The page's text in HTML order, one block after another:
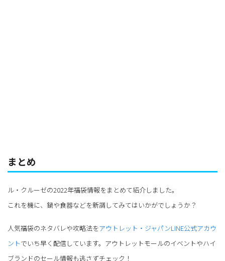
まとめ
ル・クルーゼの2022年福袋情報をまとめて紹介しました。
これを機に、鍋や食器などを新調してみてはいかがでしょうか？
人気福袋のネタバレや攻略法をアウトレット・ジャパンLINE公式アカウ
ントでいち早く配信しています。アウトレットモールのイベントやハイ
ブランドのセール情報も逃さずチェック！